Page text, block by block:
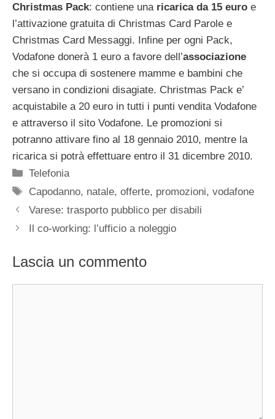
Christmas Pack: contiene una ricarica da 15 euro e
l’attivazione gratuita di Christmas Card Parole e
Christmas Card Messaggi. Infine per ogni Pack,
Vodafone donerà 1 euro a favore dell’associazione
che si occupa di sostenere mamme e bambini che
versano in condizioni disagiate. Christmas Pack e’
acquistabile a 20 euro in tutti i punti vendita Vodafone
e attraverso il sito Vodafone. Le promozioni si
potranno attivare fino al 18 gennaio 2010, mentre la
ricarica si potrà effettuare entro il 31 dicembre 2010.
Categorie
Telefonia
Tag
Capodanno, natale,offerte, promozioni,vodafone
Varese: trasporto pubblico per disabili
Il co-working: l’ufficio a noleggio
Lascia un commento